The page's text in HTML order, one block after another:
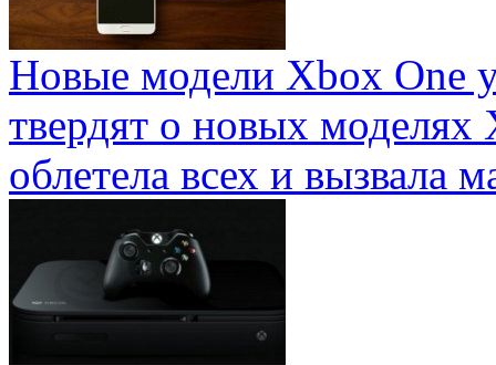
Новые модели Xbox One
твердят о новых
облетела всех и вызвала